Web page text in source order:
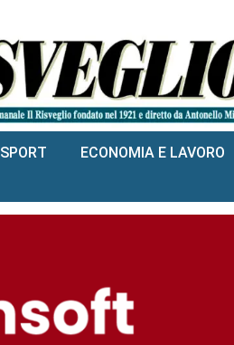
SPORT ECONOMIA E LAVORO